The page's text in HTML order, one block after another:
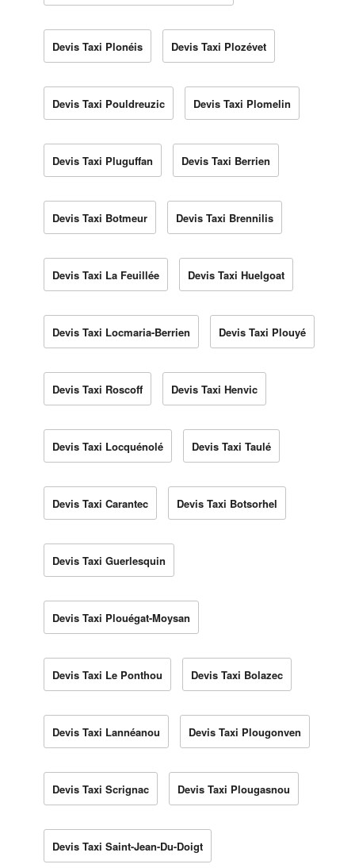
Devis Taxi Plonéis Devis Taxi Plozévet
Devis Taxi Pouldreuzic Devis Taxi Plomelin
Devis Taxi Pluguffan Devis Taxi Berrien
Devis Taxi Botmeur Devis Taxi Brennilis
Devis Taxi La Feuillée Devis Taxi Huelgoat
Devis Taxi Locmaria-Berrien Devis Taxi Plouyé
Devis Taxi Roscoff Devis Taxi Henvic
Devis Taxi Locquénolé Devis Taxi Taulé
Devis Taxi Carantec Devis Taxi Botsorhel
Devis Taxi Guerlesquin
Devis Taxi Plouégat-Moysan
Devis Taxi Le Ponthou Devis Taxi Bolazec
Devis Taxi Lannéanou Devis Taxi Plougonven
Devis Taxi Scrignac Devis Taxi Plougasnou
Devis Taxi Saint-Jean-Du-Doigt